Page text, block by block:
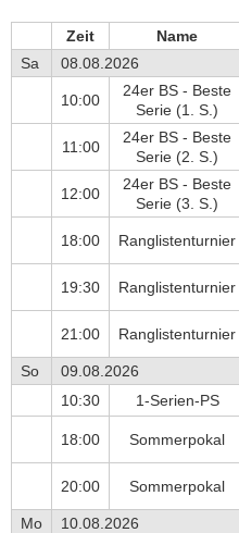
Zeit Name
Sa
08.08.2026
10:00
24er BS - Beste
Serie (1. S.)
11:00
24er BS - Beste
Serie (2. S.)
12:00
24er BS - Beste
Serie (3. S.)
18:00 Ranglistenturnier
19:30 Ranglistenturnier
21:00 Ranglistenturnier
So
09.08.2026
10:30
1-Serien-PS
18:00 Sommerpokal
20:00 Sommerpokal
Mo
10.08.2026